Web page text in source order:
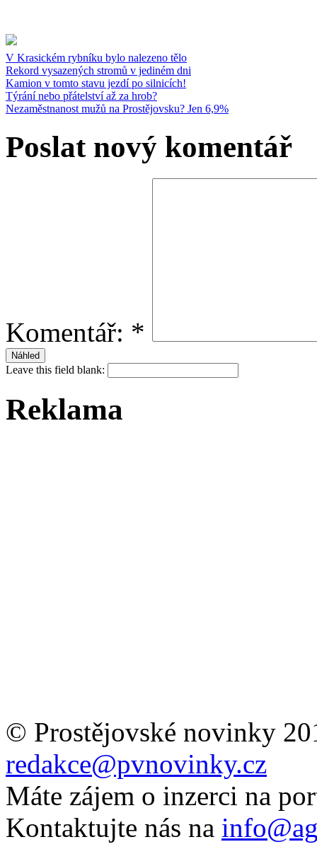
V Krasickém rybníku bylo nalezeno tělo
Rekord vysazených stromů v jediném dni
Kamion v tomto stavu jezdí po silnicích!
Týrání nebo přátelství až za hrob?
Nezaměstnanost mužů na Prostějovsku? Jen 6,9%
Poslat nový komentář
Komentář: *
Leave this field blank:
Reklama
© Prostějovské novinky
redakce@pvnovinky.cz
Máte zájem o inzerci na
Kontaktujte nás na